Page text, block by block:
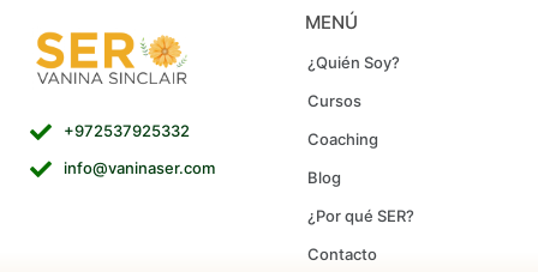
+972537925332
info@vaninaser.com
MENÚ
¿Quién Soy?
Cursos
Coaching
Blog
¿Por qué SER?
Contacto